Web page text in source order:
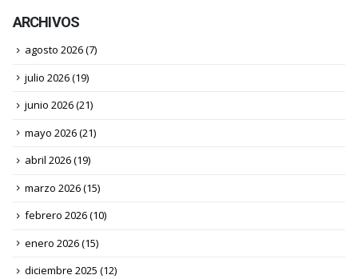
ARCHIVOS
agosto 2026(7)
julio 2026(19)
junio 2026(21)
mayo 2026(21)
abril 2026(19)
marzo 2026(15)
febrero 2026(10)
enero 2026(15)
diciembre 2025 (12)